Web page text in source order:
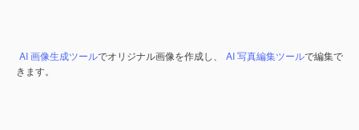
AI 画像生成ツールでオリジナル画像を作成し、 AI 写真編集ツールで編集で
きます。